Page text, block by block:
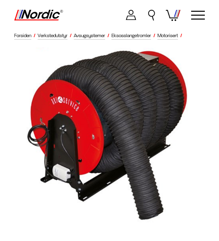
Forsiden / Verkstedutstyr / Avsugsystemer / Eksosslangetromler / Motorisert /